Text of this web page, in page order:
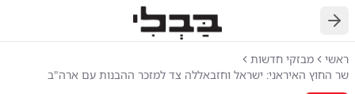
חזרה
ראשי
מבזקי חדשות
שר החוץ האיראני: ישראל וחזבאללה צד למזכר ההבנות עם ארה"ב